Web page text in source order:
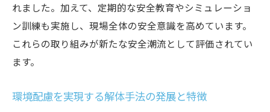
解体現場における自動化技術の活用事例
自動化が解体現場にもたらす効率化の実態
先進的自動化技術による作業負担軽減の効
解体現場の安全性を高める自動化システム
れました。加えて、定期的な安全教育やシミュレーショ
ン訓練も実施し、現場全体の安全意識を高めています。
これらの取り組みが新たな安全潮流として評価されてい
ます。
環境配慮を実現する解体手法の発展と特徴